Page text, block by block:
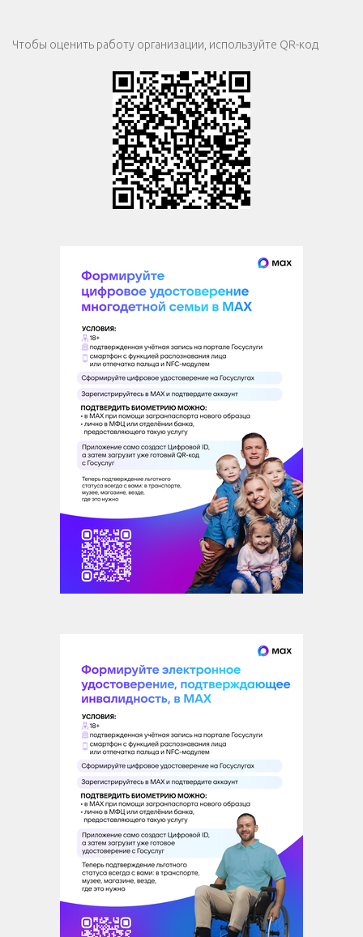
Чтобы оценить работу организации, используйте QR-код